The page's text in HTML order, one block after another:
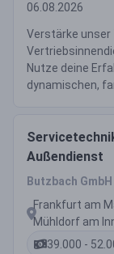
06.08.2026
Verstärke unser
Nutze deine
dynamischen,
Außendienst
Butzbach
Frankfurt am
Mühldorf am
39.000 -